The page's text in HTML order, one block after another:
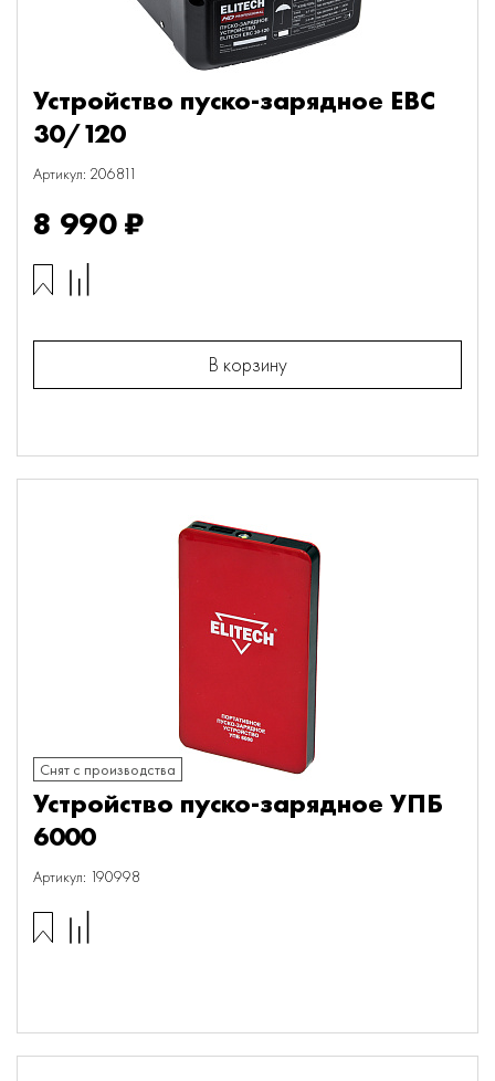
Устройство пуско-зарядное EBC
30/120
Артикул: 206811
8 990 ₽
В корзину
Снят с производства
Устройство пуско-зарядное УПБ
6000
Артикул: 190998